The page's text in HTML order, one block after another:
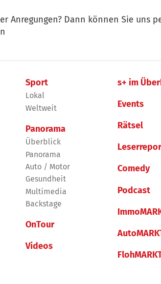
Anregungen? Dann können Sie uns
Sport
Lokal
Weltweit
Panorama
Überblick
Panorama
Auto / Motor
Gesundheit
Multimedia
Backstage
OnTour
Videos
s+ im
Events
Rätsel
Comedy
Podcast